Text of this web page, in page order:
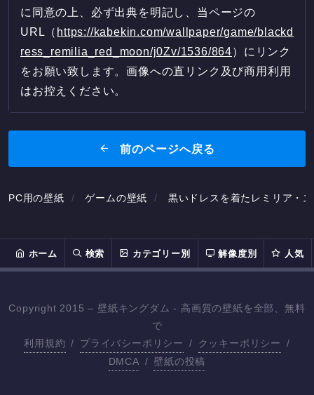
に同意の上、必ず出典を明記し、当ページの
URL（ https://kabekin.com/wallpaper/game/blackd
ress_remilia_red_moon/j0Zv/1536/864）にリンク
をお願い致します。画像への直リンク及び商用利用
はお控えください。
前のページへ戻る
PC用の壁紙 ゲームの壁紙 黒いドレスを着たレミリア・
ホーム 検索 カテゴリー別 解像度別 人気
Copyright 2015 – 壁紙キングダム - 高画質の壁紙を全部、無料
で
利用規約 / プライバシーポリシー / クッキーポリシー
/
DMCA / 壁紙の投稿